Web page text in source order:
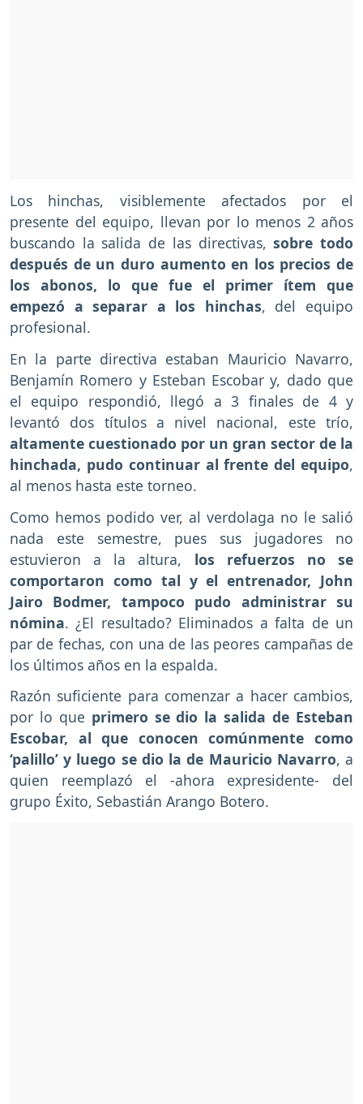
Los hinchas, visiblemente afectados por el
presente del equipo, llevan por lo menos 2 años
buscando la salida de las directivas,sobre todo
después de un duro aumento en los precios de
los abonos, lo que fue el primer ítem que
empezó a separar a los hinchas, del equipo
profesional.
En la parte directiva estaban Mauricio Navarro,
Benjamín Romero y Esteban Escobar y, dado que
el equipo respondió, llegó a 3 finales de 4 y
levantó dos títulos a nivel nacional, este trío,
altamente cuestionado por un gran sector de la
hinchada, pudo continuar al frente del equipo,
al menos hasta este torneo.
Como hemos podido ver, al verdolaga no le salió
nada este semestre, pues sus jugadores no
estuvieron a la altura, los refuerzos no se
comportaron como tal y el entrenador, John
Jairo Bodmer, tampoco pudo administrar su
nómina. ¿El resultado? Eliminados a falta de un
par de fechas, con una de las peores campañas de
los últimos años en la espalda.
Razón suficiente para comenzar a hacer cambios,
por lo que primero se dio la salida de Esteban
Escobar, al que conocen comúnmente como
‘palillo’ y luego se dio la de Mauricio Navarro, a
quien reemplazó el -ahora expresidente- del
grupo Éxito, Sebastián Arango Botero.